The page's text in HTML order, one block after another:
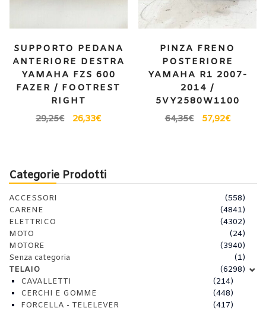
SUPPORTO PEDANA
ANTERIORE DESTRA
YAMAHA FZS 600
FAZER / FOOTREST
RIGHT
29,25€ 26,33€
PINZA FRENO
POSTERIORE
YAMAHA R1 2007-
2014 /
5VY2580W1100
64,35€ 57,92€
Categorie Prodotti
ACCESSORI
(558)
CARENE
(4841)
ELETTRICO
(4302)
MOTO
(24)
MOTORE
(3940)
Senza categoria
(1)
TELAIO
(6298)
CAVALLETTI
(214)
CERCHI E GOMME
(448)
FORCELLA - TELELEVER
(417)